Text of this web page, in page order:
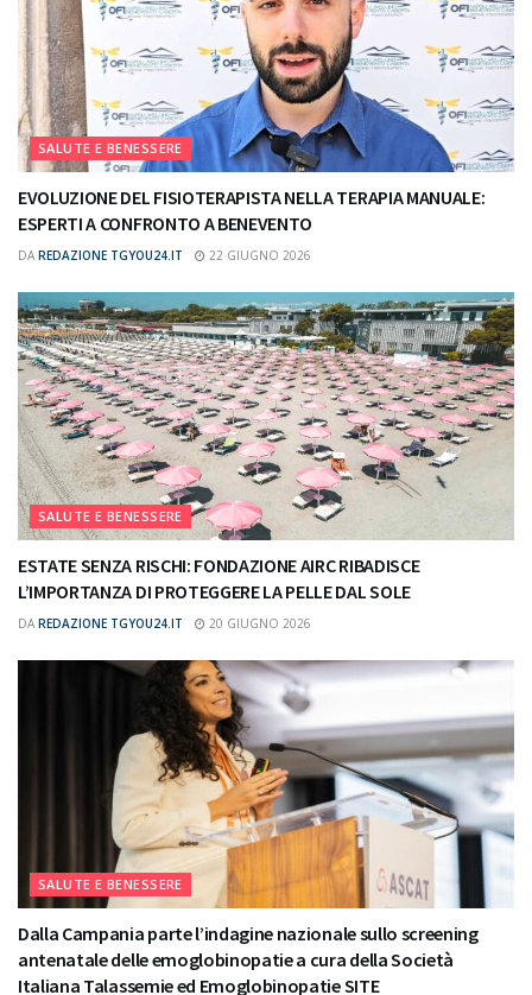
SALUTE E BENESSERE
EVOLUZIONE DEL FISIOTERAPISTA NELLA TERAPIA MANUALE:
ESPERTI A CONFRONTO A BENEVENTO
DA REDAZIONE TGYOU24.IT 22 GIUGNO 2026
SALUTE E BENESSERE
ESTATE SENZA RISCHI: FONDAZIONE AIRC RIBADISCE
L’IMPORTANZA DI PROTEGGERE LA PELLE DAL SOLE
DA REDAZIONE TGYOU24.IT 20 GIUGNO 2026
SALUTE E BENESSERE
Dalla Campania parte l’indagine nazionale sullo screening
antenatale delle emoglobinopatie a cura della Società
Italiana Talassemie ed Emoglobinopatie SITE